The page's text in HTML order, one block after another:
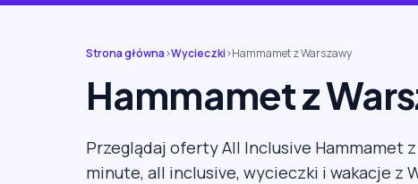
Strona główna›Wycieczki›Hammamet z Warszawy
Hammamet z
Przeglądaj oferty All Inclusive Hammamet
minute, all inclusive, wycieczki i wakacje z